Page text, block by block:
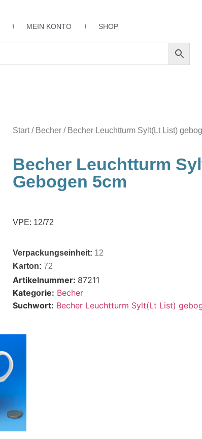
MEIN KONTO SHOP
Start/ Becher / Becher Leuchtturm Sylt(Lt List)
Becher Leuchtturm
Gebogen 5cm
VPE: 12/72
Verpackungseinheit: 12
Karton: 72
Artikelnummer: 87211
Kategorie: Becher
Suchwort: Becher Leuchtturm Sylt(Lt List)